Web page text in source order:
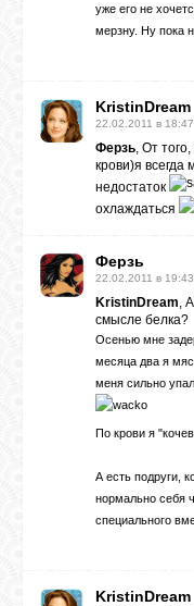
уже его не
мерзну. Ну пока
KristinDream
22.02.2011 в 18:47
Ферзь, От
крови)я
недостаток
охлаждаться
Ферзь
22.02.2011 в 19:43
KristinDream,
смысле белка?
Осенью мне
месяца два я
меня сильно
По крови я
А есть подруги,
нормально себя
специального
KristinDream